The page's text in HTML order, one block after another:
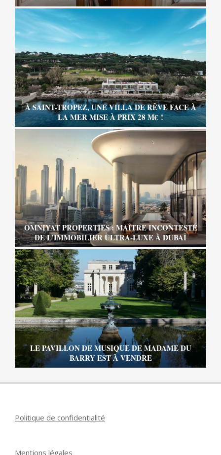
À SAINT-TROPEZ, UNE VILLA DE RÊVE FACE À
LA MER MISE À PRIX 28 M€ !
OMNIYAT PROPERTIES : MAÎTRE INCONTESTÉ
DE L’IMMOBILIER ULTRA-LUXE À DUBAÏ
LE PAVILLON DE MUSIQUE DE MADAME DU
BARRY EST À VENDRE
Politique de confidentialité
Mentions légales